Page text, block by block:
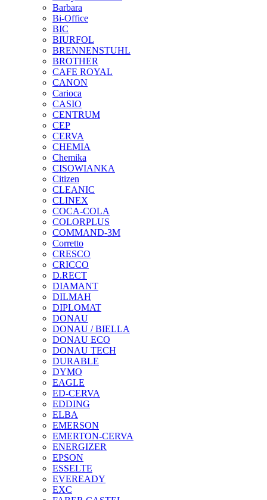
Barbara
Bi-Office
BIC
BIURFOL
BRENNENSTUHL
BROTHER
CAFE ROYAL
CANON
Carioca
CASIO
CENTRUM
CEP
CERVA
CHEMIA
Chemika
CISOWIANKA
Citizen
CLEANIC
CLINEX
COCA-COLA
COLORPLUS
COMMAND-3M
Corretto
CRESCO
CRICCO
D.RECT
DIAMANT
DILMAH
DIPLOMAT
DONAU
DONAU / BIELLA
DONAU ECO
DONAU TECH
DURABLE
DYMO
EAGLE
ED-CERVA
EDDING
ELBA
EMERSON
EMERTON-CERVA
ENERGIZER
EPSON
ESSELTE
EVEREADY
EXC